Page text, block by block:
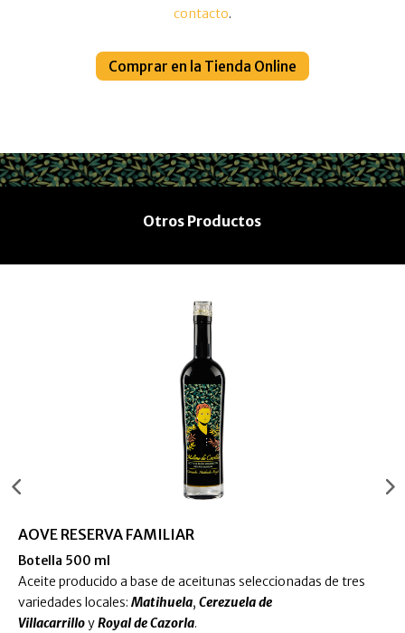
contacto.
Comprar en la Tienda Online
Otros Productos
AOVE RESERVA FAMILIAR
Botella 500 ml
Aceite producido a base de aceitunas seleccionadas de tres
variedades locales: Matihuela, Cerezuela de
VillacarrilloyRoyal de Cazorla.